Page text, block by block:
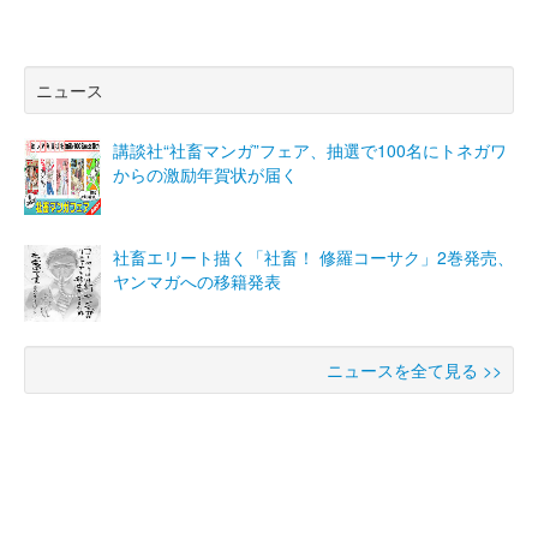
ニュース
講談社“社畜マンガ”フェア、抽選で100名にトネガワ
からの激励年賀状が届く
社畜エリート描く「社畜！ 修羅コーサク」2巻発売、
ヤンマガへの移籍発表
ニュースを全て見る >>